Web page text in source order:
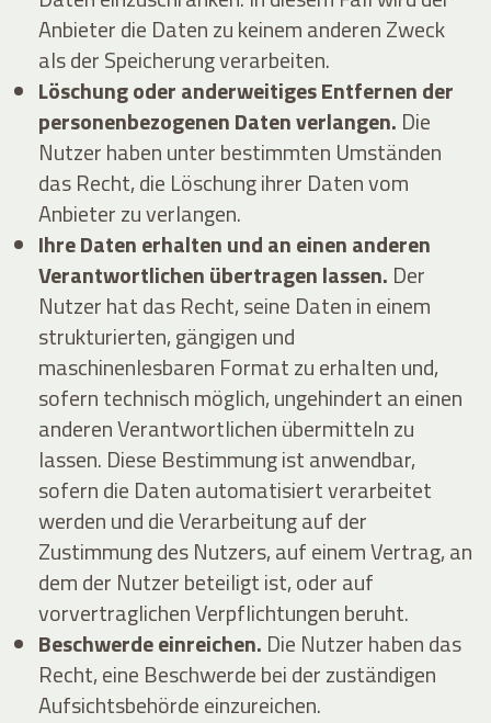
Anbieter die Daten zu keinem anderen Zweck
als der Speicherung verarbeiten.
Löschung oder anderweitiges Entfernen der
personenbezogenen Daten verlangen. Die
Nutzer haben unter bestimmten Umständen
das Recht, die Löschung ihrer Daten vom
Anbieter zu verlangen.
Ihre Daten erhalten und an einen anderen
Verantwortlichen übertragen lassen. Der
Nutzer hat das Recht, seine Daten in einem
strukturierten, gängigen und
maschinenlesbaren Format zu erhalten und,
sofern technisch möglich, ungehindert an einen
anderen Verantwortlichen übermitteln zu
lassen. Diese Bestimmung ist anwendbar,
sofern die Daten automatisiert verarbeitet
werden und die Verarbeitung auf der
Zustimmung des Nutzers, auf einem Vertrag, an
dem der Nutzer beteiligt ist, oder auf
vorvertraglichen Verpflichtungen beruht.
Beschwerde einreichen. Die Nutzer haben das
Recht, eine Beschwerde bei der zuständigen
Aufsichtsbehörde einzureichen.